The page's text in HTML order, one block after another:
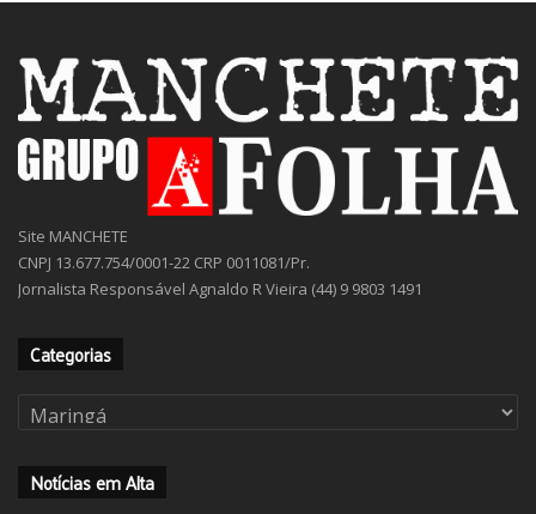
Site MANCHETE
CNPJ 13.677.754/0001-22 CRP 0011081/Pr.
Jornalista Responsável Agnaldo R Vieira (44) 9 9803 1491
Categorias
Categorias
Notícias em Alta